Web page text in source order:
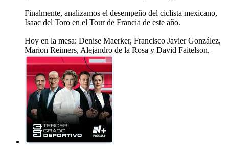
Finalmente, analizamos el desempeño del ciclista mexicano,
Isaac del Toro en el Tour de Francia de este año.
Hoy en la mesa: Denise Maerker, Francisco Javier González,
Marion Reimers, Alejandro de la Rosa y David Faitelson.